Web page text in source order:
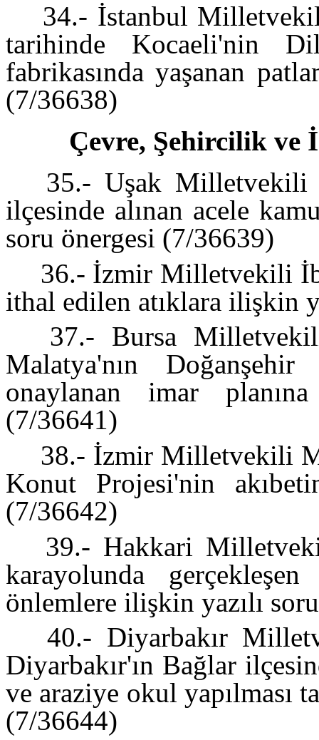
34.- İstanbul
tarihinde Kocaeli'nin
fabrikasında yaşanan
(7/36638)
Çevre, Şehircilik ve
35.- Uşak Milletvekili
ilçesinde alınan acele
soru önergesi (7/36639)
36.- İzmir Milletvekili
ithal edilen atıklara ilişkin
37.- Bursa
Malatya'nın
onaylanan imar
(7/36641)
38.- İzmir Milletvekili
Konut Projesi'nin
(7/36642)
39.- Hakkari
karayolunda
önlemlere ilişkin yazılı
40.- Diyarbakır
Diyarbakır'ın Bağlar
ve araziye okul yapılması
(7/36644)